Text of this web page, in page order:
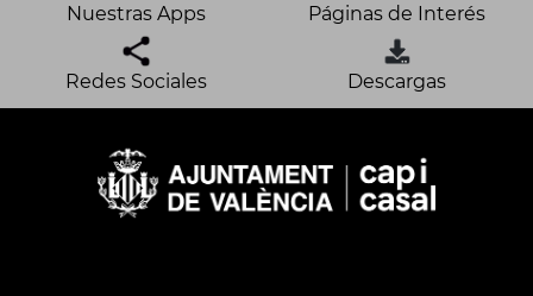
Nuestras Apps Páginas de Interés
Redes Sociales Descargas